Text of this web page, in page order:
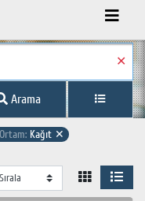
✕
Arama
Ortam: Kağıt ✕